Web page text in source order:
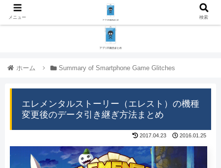
ホーム Summary of Smartphone Game Glitches
エレメンタルストーリー（エレスト）の機種
変更後のデータ引き継ぎ方法まとめ
2017.04.23 2016.01.25
メニュー 検索